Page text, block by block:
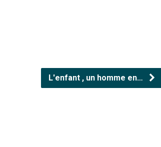
L'enfant , un homme en…